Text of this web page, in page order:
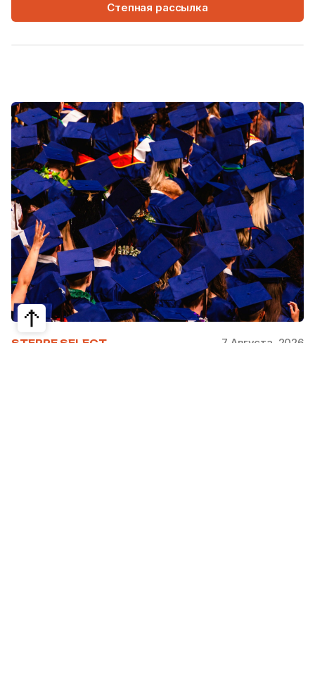
Степная рассылка
STEPPE SELECT 7 Августа, 2026